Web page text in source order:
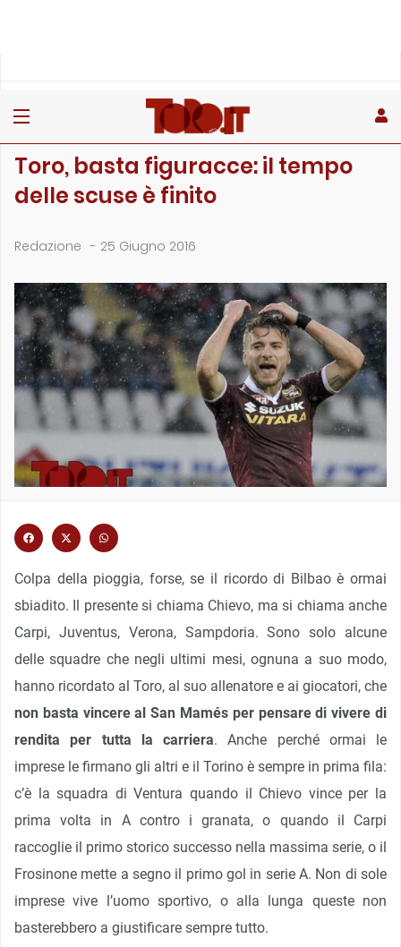
Toro, basta figuracce: il tempo
delle scuse è finito
Redazione - 25 Giugno 2016
Colpa della pioggia, forse, se il ricordo di Bilbao è ormai
sbiadito. Il presente si chiama Chievo, ma si chiama anche
Carpi, Juventus, Verona, Sampdoria. Sono solo alcune
delle squadre che negli ultimi mesi, ognuna a suo modo,
hanno ricordato al Toro, al suo allenatore e ai giocatori, che
non basta vincere al San Mamés per pensare di vivere di
rendita per tutta la carriera. Anche perché ormai le
imprese le firmano gli altri e il Torino è sempre in prima fila:
c’è la squadra di Ventura quando il Chievo vince per la
prima volta in A contro i granata, o quando il Carpi
raccoglie il primo storico successo nella massima serie, o il
Frosinone mette a segno il primo gol in serie A. Non di sole
imprese vive l’uomo sportivo, o alla lunga queste non
basterebbero a giustificare sempre tutto.